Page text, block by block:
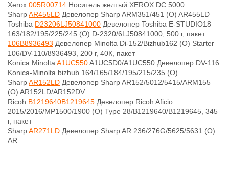
Xerox 005R00714 Носитель желтый XEROX DC 5000
SharpAR455LD Девелопер Sharp ARM351/451 (O) AR455LD
Toshiba D23206LJ50841000 Девелопер Toshiba E-STUDIO18
163/182/195/225/245 (O) D-2320/6LJ50841000, 500 г, пакет
106B8936493 Девелопер Minolta Di-152/Bizhub162 (О) Starter
106/DV-110/8936493, 200 г, 40К, пакет
Konica MinoltaA1UC550A1UC5D0/A1UC550 Девелопер DV-116
Konica-Minolta bizhub 164/165/184/195/215/235 (O)
SharpAR152LD Девелопер Sharp AR152/5012/5415/ARM155
(O) AR152LD/AR152DV
Ricoh B1219640B1219645 Девелопер Ricoh Aficio
2015/2016/MP1500/1900 (O) Type 28/B1219640/B1219645, 345
г, пакет
SharpAR271LD Девелопер Sharp AR 236/276G/5625/5631 (O)
AR